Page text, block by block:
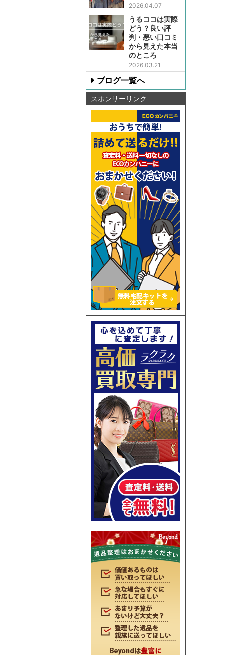
2026.04.07
うるココは実際
どう？良い評
判・悪い口コミ
から見えた本当
のところ
2026.03.21
ブログ一覧へ
スポンサーリンク